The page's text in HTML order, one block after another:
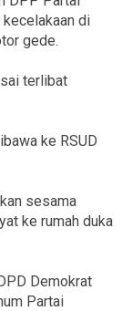
di
gede.
terlibat
ke RSUD
sesama
ke rumah duka
Demokrat
Partai